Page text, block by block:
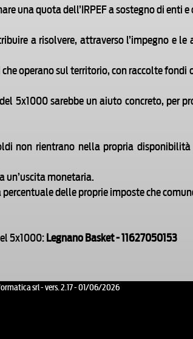
una quota dell’IRPEF a sostegno di enti
a risolvere, attraverso l’impegno e le
operano sul territorio, con raccolte fondi
5x1000 sarebbe un aiuto concreto, per
non rientrano nella propria
un’uscita monetaria.
delle proprie imposte che
5x1000:Legnano Basket - 11627050153
srl - vers. 2.17 - 01/06/2026